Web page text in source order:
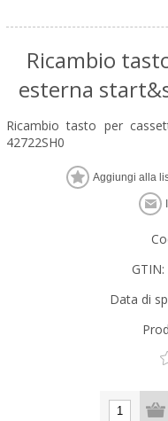
Ricambio
esterna
Ricambio tasto per
42722SH0
GTIN:
Data di